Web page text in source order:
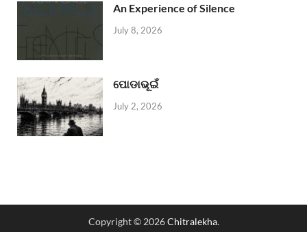
An Experience of Silence
July 8, 2026
ପୋଡାଭୂଇଁ
July 2, 2026
Copyright © 2026Chitralekha.